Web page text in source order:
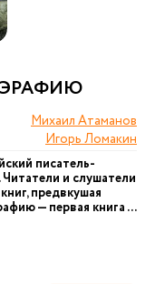
ЭРАФИЮ
Михаил Атаманов
Игорь Ломакин
писатель-
и слушатели
предвкушая
— первая книга ...